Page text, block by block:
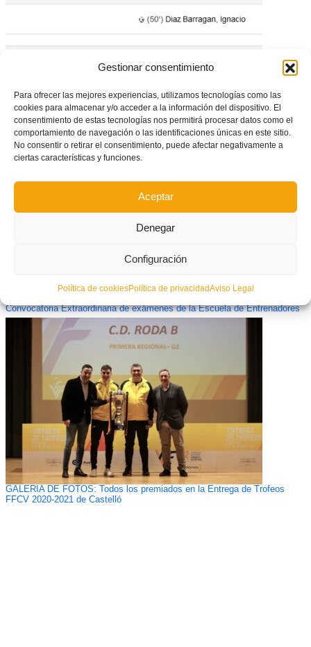
Gestionar consentimiento
Para ofrecer las mejores experiencias, utilizamos tecnologías como las
cookies para almacenar y/o acceder a la información del dispositivo. El
consentimiento de estas tecnologías nos permitirá procesar datos como el
comportamiento de navegación o las identificaciones únicas en este sitio.
No consentir o retirar el consentimiento, puede afectar negativamente a
ciertas características y funciones.
Aceptar
Denegar
Configuración
Política de cookiesPolítica de privacidadAviso Legal
VIDEO: Elche-Villarreal, Partido de la Jornada en DHJ
Convocatoria Extraordinaria de exámenes de la Escuela de Entrenadores
GALERÍA DE FOTOS: Todos los premiados en la Entrega de Trofeos
FFCV 2020-2021 de Castelló